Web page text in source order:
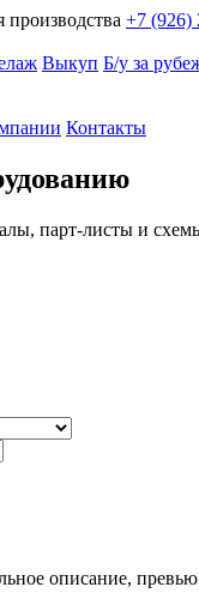
производства +7 (926)
Выкуп Б/у за
Контакты
парт-листы и
описание,